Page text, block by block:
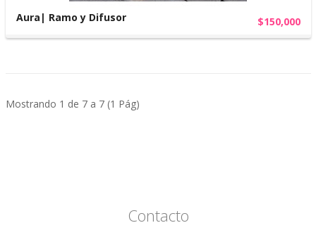
Aura| Ramo y Difusor $150,000
Mostrando 1 de 7 a 7 (1 Pág)
Contacto